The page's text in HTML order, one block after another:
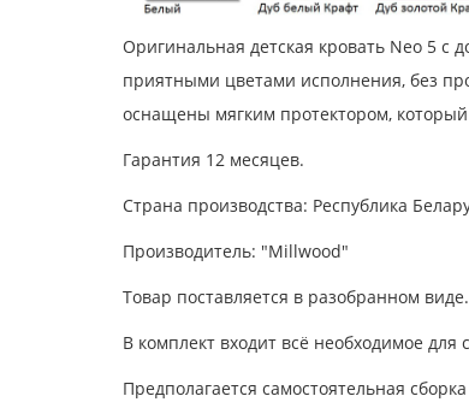
Оригинальная детская кровать Neo 5
приятными цветами исполнения, без
оснащены мягким протектором,
Гарантия 12 месяцев.
Страна производства: Республика
Производитель: "Millwood"
Товар поставляется в разобранном виде.
В комплект входит всё необходимое для
Предполагается самостоятельная